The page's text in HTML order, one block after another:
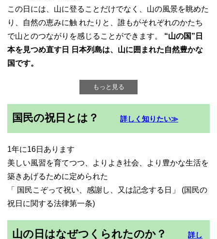
この日には、山に登ることだけでなく、山の風景を眺めた
り、自然の恵みに触 れたりと、誰もがそれぞれのかたち
で山とのつながりを感じることができます。 “山の国”日
本を見つめ直す日 日本列島は、山に囲まれた自然豊かな
国です。
もっと見る
国民の祝日とは？ 詳しく知りたい≫
1年に16日あります
美しい風習を育てつつ、よりよき社会、より豊かな生活を
築きあげるために定められた
「 国民こぞって祝い、感謝し、又は記念する日」 (国民の
祝日に関する法律第一条)
山の日はなぜつくられたのか？
詳し